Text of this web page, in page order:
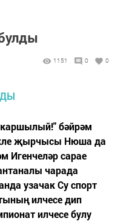
1151 0 0
бәйрәм
җырчысы Нюша да
Игенчеләр сарае
чарада
узачак Су спорт
илчесе дип
илчесе булу